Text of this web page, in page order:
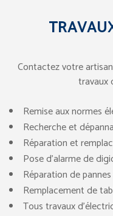
Contactez votre
travaux
Remise aux normes
Recherche et
Réparation et
Pose d’alarme de
Réparation de
Remplacement de
Tous travaux